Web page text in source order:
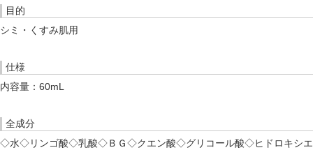
目的
シミ・くすみ肌用
仕様
内容量：60mL
全成分
◇水◇リンゴ酸◇乳酸◇ＢＧ◇クエン酸◇グリコール酸◇ヒドロキシエ